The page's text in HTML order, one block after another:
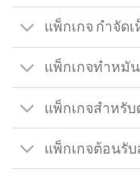
แพ็กเกจ กำจัด
แพ็กเกจทำหมั
แพ็กเกจสำหรับ
แพ็กเกจต้อนรั